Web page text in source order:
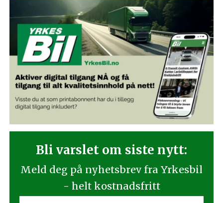
Bli varslet om siste nytt:
Meld deg på nyhetsbrev fra Yrkesbil
- helt kostnadsfritt